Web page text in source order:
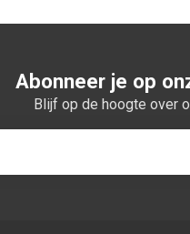
Abonneer je op
Blijf op de hoogte over